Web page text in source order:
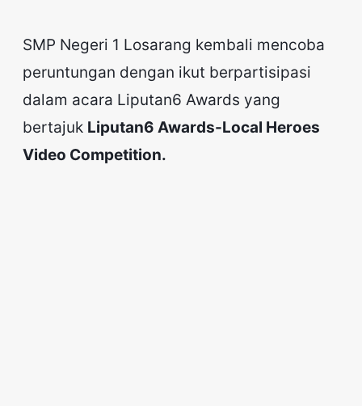
SMP Negeri 1 Losarang kembali mencoba
peruntungan dengan ikut berpartisipasi
dalam acara Liputan6 Awards yang
bertajuk Liputan6 Awards-Local Heroes
Video Competition.